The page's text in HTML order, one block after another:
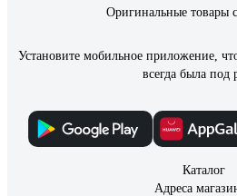
Оригинальные товары
Установите мобильное приложение,
всегда была под
Каталог
Адреса